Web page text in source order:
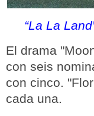
“La La
El drama
con seis
con cinco.
cada una.